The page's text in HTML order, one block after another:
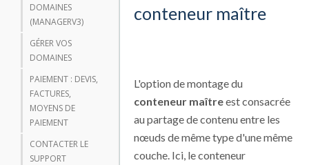
DOMAINES
(MANAGERV3)
GÉRER VOS
DOMAINES
PAIEMENT : DEVIS,
FACTURES,
MOYENS DE
PAIEMENT
CONTACTER LE
SUPPORT
conteneur maître
L'option de montage du
conteneur maîtreest consacrée
au partage de contenu entre les
nœuds de même type d'une même
couche. Ici, le conteneur